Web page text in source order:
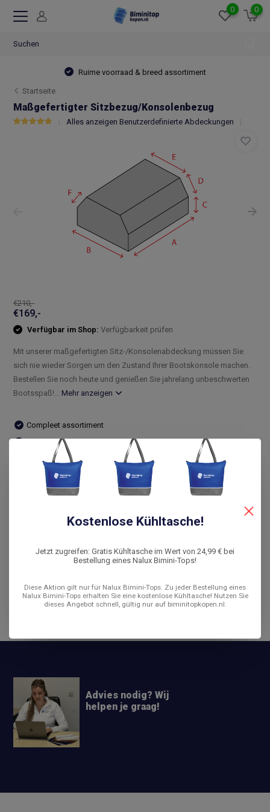
0 0
Ruime voorraad & breed assortiment
Startseite
Maßgefertigter Sitzbezug/Konsolenbezug
Alles anzeigen Benutzerdefinierte Abdeckungen
€210,-
€169,-
Verfügbar im Shop:Verfügbarkeit prüfen
Mit unserer maßgefertigten Sitz-/Konsolenabdeckung müssen Sie
sich nie wieder Sorgen um den Zustand Ihrer Bootskonsole machen.
Bestellen Sie noch heute und genießen Sie jahrelang unbeschwerten
Bootsspaß!... Mehr anzeigen
Compleet assortiment
Snelle levering
De laagste prijs
14 dagen bedenktijd
Vergleichen
Produktbeschreibung
Bewertungen
Advies nodig? Wij
helpen je graag!
Kostenlose Kühltasche!
Jetzt zugreifen: Gratis Kühltasche im Wert von 24,99 € bei
Bestellung eines Nalux Bimini-Tops!
Diese Aktion gilt nur für Nalux Bimini-Tops. Zu jeder Bestellung eines
Nalux Bimini-Tops erhalten Sie eine kostenlose Kühltasche! Nutzen Sie
dieses Angebot schnell, gültig nur auf biminitopkopen.nl.